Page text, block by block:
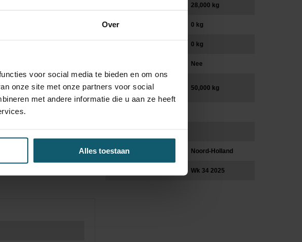
Over
voor social media te bieden en om ons
onze site met onze partners voor social
met andere informatie die u aan ze heeft
Alles toestaan
28,000 kg
Vooras (kg) 0 kg
0 kg
Nee
Max massa AHW/GCW
50,000 kg
Locatie Noord-Holland
Wk 34 2025